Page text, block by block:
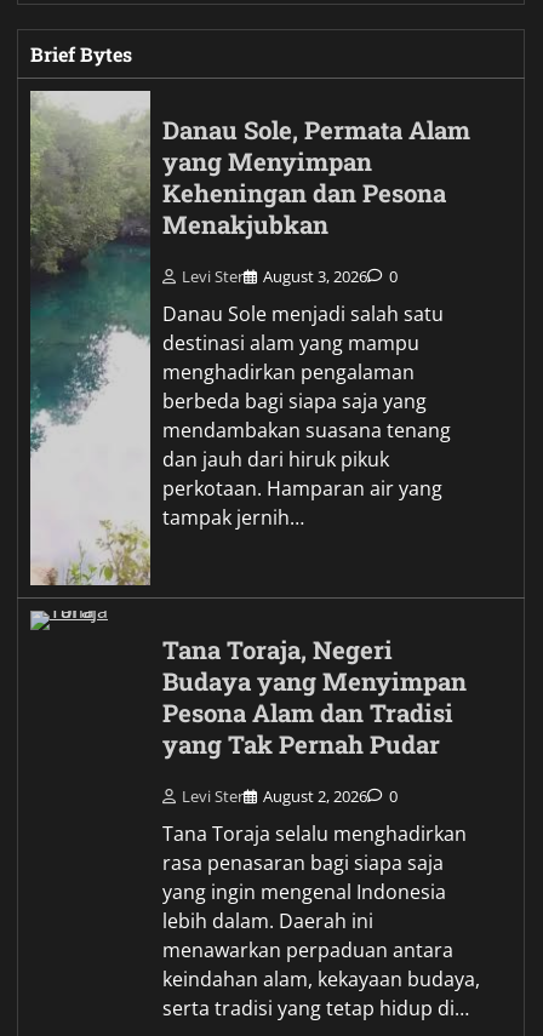
Brief Bytes
Danau Sole, Permata Alam
yang Menyimpan
Keheningan dan Pesona
Menakjubkan
Levi Ster August 3, 2026 0
Danau Sole menjadi salah satu
destinasi alam yang mampu
menghadirkan pengalaman
berbeda bagi siapa saja yang
mendambakan suasana tenang
dan jauh dari hiruk pikuk
perkotaan. Hamparan air yang
tampak jernih…
Tana Toraja, Negeri
Budaya yang Menyimpan
Pesona Alam dan Tradisi
yang Tak Pernah Pudar
Levi Ster August 2, 2026 0
Tana Toraja selalu menghadirkan
rasa penasaran bagi siapa saja
yang ingin mengenal Indonesia
lebih dalam. Daerah ini
menawarkan perpaduan antara
keindahan alam, kekayaan budaya,
serta tradisi yang tetap hidup di…